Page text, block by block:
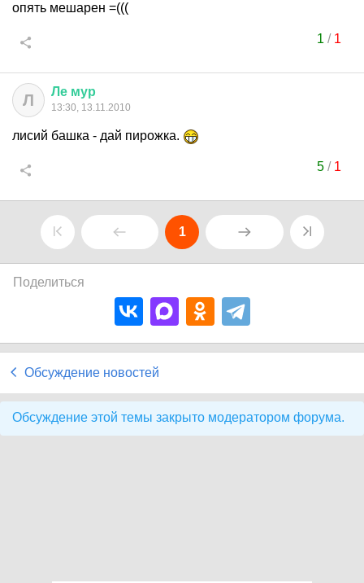
опять мешарен =(((
1 / 1
Л Ле мур
13:30, 13.11.2010
лисий башка - дай пирожка.
5/ 1
1
Поделиться
Обсуждение новостей
Обсуждение этой темы закрыто модератором форума.